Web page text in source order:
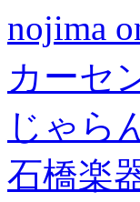
nojima
カーセ
じゃら
石橋楽